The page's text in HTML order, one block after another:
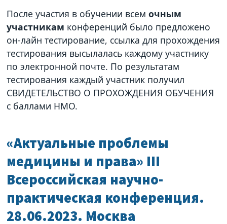
После участия в обучении всемочным
участникам конференций было предложено
он-лайн тестирование, ссылка для прохождения
тестирования высылалась каждому участнику
по электронной почте. По результатам
тестирования каждый участник получил
СВИДЕТЕЛЬСТВО О ПРОХОЖДЕНИЯ ОБУЧЕНИЯ
с баллами НМО.
«Актуальные проблемы
медицины и права» III
Всероссийская научно-
практическая конференция.
28.06.2023. Москва